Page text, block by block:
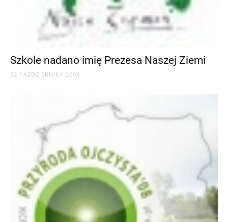
Szkole nadano imię Prezesa Naszej Ziemi
22 PAŹDZIERNIKA 2008